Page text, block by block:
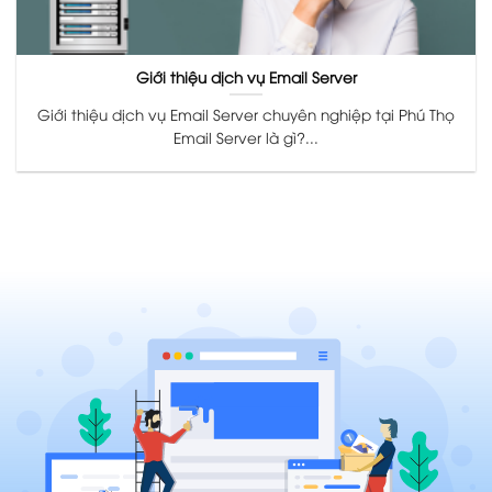
Giới thiệu dịch vụ Email Server
Giới thiệu dịch vụ Email Server chuyên nghiệp tại Phú Thọ
Email Server là gì?...